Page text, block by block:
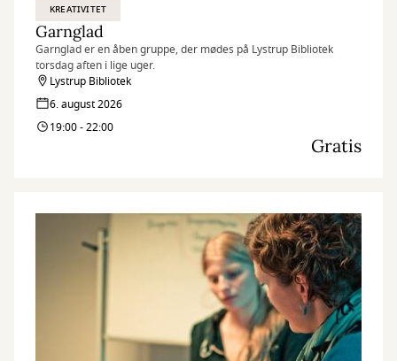
KREATIVITET
Garnglad
Garnglad er en åben gruppe, der mødes på Lystrup Bibliotek
torsdag aften i lige uger.
Lystrup Bibliotek
6. august 2026
19:00 - 22:00
Gratis